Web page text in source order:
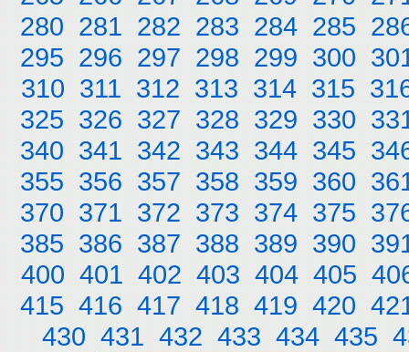
280 281 282 283 284 285
295 296 297 298 299 300
310 311 312 313 314 315
325 326 327 328 329 330
340 341 342 343 344 345
355 356 357 358 359 360
370 371 372 373 374 375
385 386 387 388 389 390
400 401 402 403 404 405
415 416 417 418 419 420
430 431 432 433 434 435